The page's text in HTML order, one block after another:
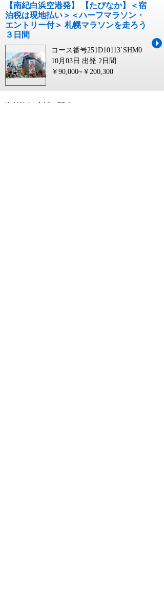
【南紀白浜空港発】 【たびなか】＜宿
泊税は現地払い＞＜ハーフマラソン・
エントリー付＞ 札幌マラソンを走ろう
３日間
コース番号251D10113`SHM0
10月03日 出発 2日間
￥90,000~￥200,300